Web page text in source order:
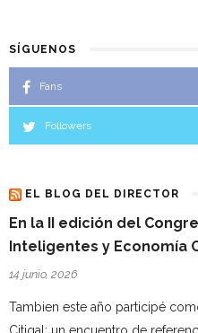
SÍGUENOS
Fans
Followers
EL BLOG DEL DIRECTOR
En la II edición del
Inteligentes y Economía
14 junio, 2026
Tambien este año participé